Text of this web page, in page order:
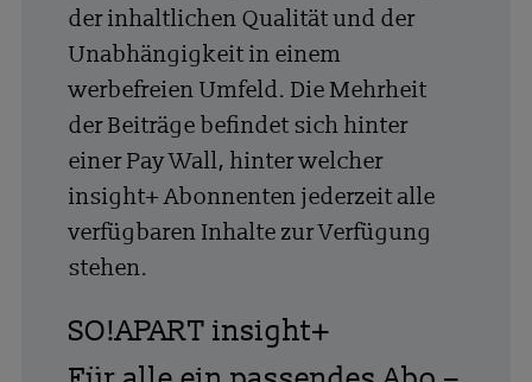
der inhaltlichen Qualität und der
Unabhängigkeit in einem
werbefreien Umfeld. Die Mehrheit
der Beiträge befindet sich hinter
einer Pay Wall, hinter welcher
insight+ Abonnenten jederzeit alle
verfügbaren Inhalte zur Verfügung
stehen.
SO!APART insight+